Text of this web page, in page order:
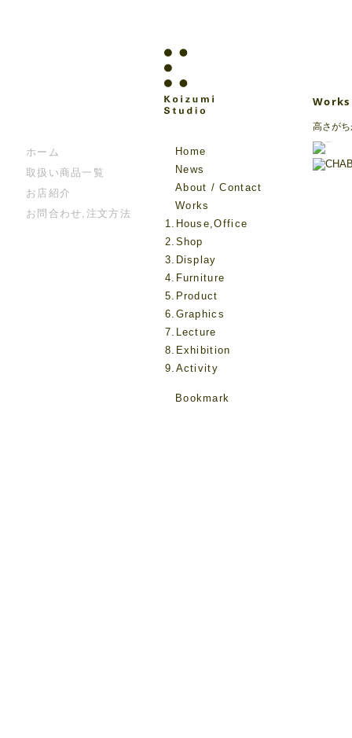
Home
News
About / Contact
Works
1.House,Office
2.Shop
3.Display
4.Furniture
5.Product
6.Graphics
7.Lecture
8.Exhibition
9.Activity
Bookmark
ホーム
取扱い商品一覧
お店紹介
お問合わせ,注文方法
高さが